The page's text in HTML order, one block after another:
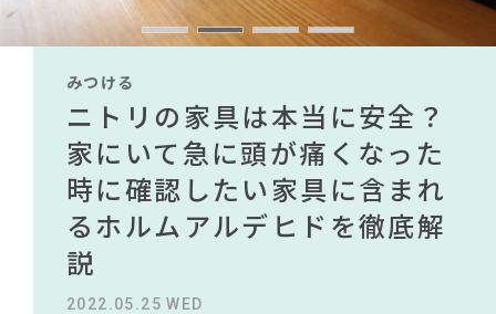
#ファニタメ #MoMA#石田ゆり子
#2022 夏ドラマ#インダストリアルスタイル
#インテリアスタイリングの法則
#波瑠#ACTUS#一枚板#チェア#コメリ
#カリモク家具 #間宮祥太朗 #大塚家具#関家具
#岡崎製材 #2022 春ドラマ#家具#IKEA
#DINOS CORPORATION#IDÉE #ヤマソロ
#オフィスチェア #木図鑑#展示会#大川家具
#ソファ
#インテリアコーディネート
#材木屋のおやじとせがれ#おすすめ
楽しむ
ARCHIVE
NEWS
ABOUT
みつける
無印で有名デザイナーのアイ
テムが手に入る？無印良品で
買える有名デザイナーがデザ
インしたインテリアを一挙紹
介
2022.10.24 MON
みつける
IKEA家具は引っ越し業者を悩
ませる？引っ越し業者に敬遠
されている理由を徹底解
説！！
2023.09.27 WED
みつける
ニトリの家具は本当に安全？
家にいて急に頭が痛くなった
時に確認したい家具に含まれ
るホルムアルデヒドを徹底解
説
2022.05.25 WED
みつける
【部屋をおしゃれにしたい人
必見】今話題のインテリアス
タイルから定番スタイルまで
紹介！おすすめインテリアス
タイル18選
2023.09.23 SAT
みつける
無印で有名デザイナーのアイ
テムが手に入る？無印良品で
買える有名デザイナーがデザ
インしたインテリアを一挙紹
介
2022.10.24 MON
みつける
IKEA家具は引っ越し業者を悩
ませる？引っ越し業者に敬遠
されている理由を徹底解
説！！
2023.09.27 WED